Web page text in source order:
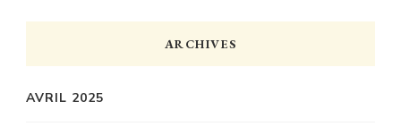
ARCHIVES
AVRIL 2025